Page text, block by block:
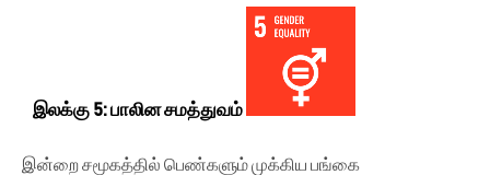
இலக்கு 5: பாலின சமத்துவம்
இன்றை சமூகத்தில் பெண்களும் முக்கிய பங்கை